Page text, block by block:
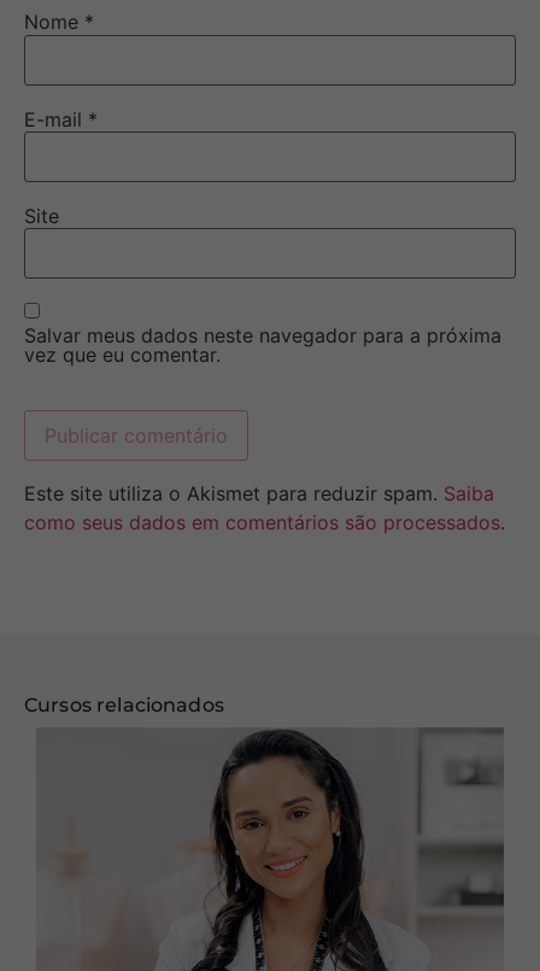
Nome *
E-mail *
Site
Salvar meus dados neste navegador para a próxima
vez que eu comentar.
Este site utiliza o Akismet para reduzir spam. Saiba
como seus dados em comentários são processados.
Cursos relacionados